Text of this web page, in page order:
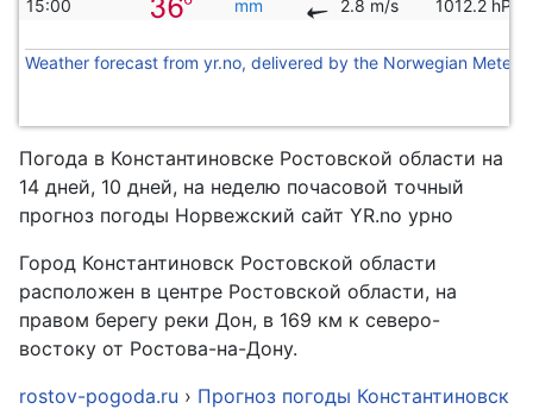
15:00 mm 2.8 m/s 1012.2 hPa
Weather forecast from yr.no, delivered by the Norwegian
Погода в Константиновске Ростовской области на
14 дней, 10 дней, на неделю почасовой точный
прогноз погоды Норвежский сайт YR.no урно
Город Константиновск Ростовской области
расположен в центре Ростовской области, на
правом берегу реки Дон, в 169 км к северо-
востоку от Ростова-на-Дону.
rostov-pogoda.ru › Прогноз погоды Константиновск